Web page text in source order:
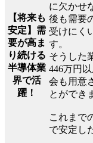
【将来も
安定】需
要が高ま
り続ける
半導体業
界で活
躍！
に欠かせ
後も需要
受けにく
す。
そうした
446万円
会も用意
とができ
これまで
で安定し